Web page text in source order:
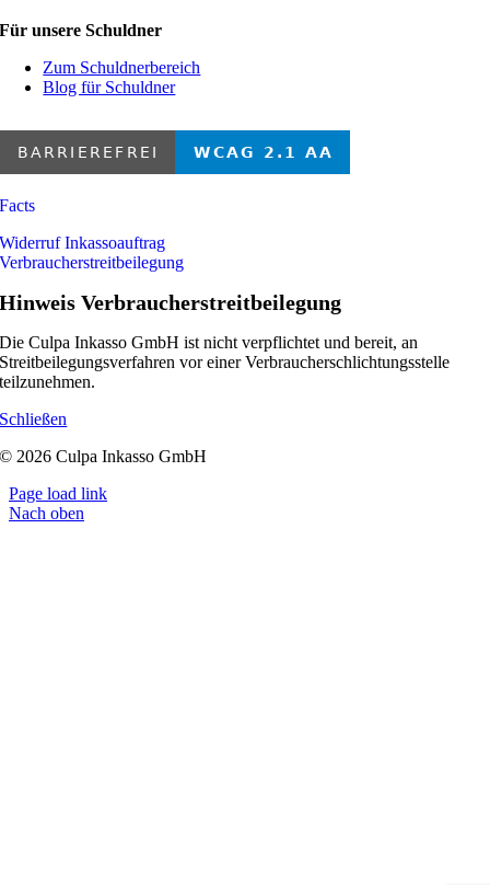
Für unsere Schuldner
Zum Schuldnerbereich
Blog für Schuldner
Facts
Widerruf Inkassoauftrag
Verbraucherstreitbeilegung
Hinweis Verbraucherstreitbeilegung
Die Culpa Inkasso GmbH ist nicht verpflichtet und bereit, an
Streitbeilegungsverfahren vor einer Verbraucherschlichtungsstelle
teilzunehmen.
Schließen
© 2026 Culpa Inkasso GmbH
Page load link
Nach oben